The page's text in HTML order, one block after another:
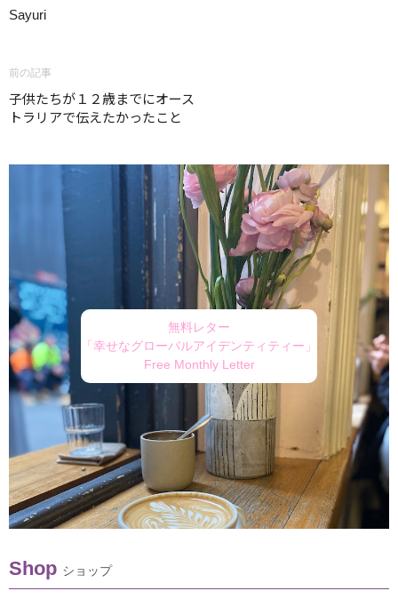
Sayuri
前の記事
子供たちが１２歳までにオース
トラリアで伝えたかったこと
無料レター
「幸せなグローバルアイデンティティー」
Free Monthly Letter
Shop ショップ